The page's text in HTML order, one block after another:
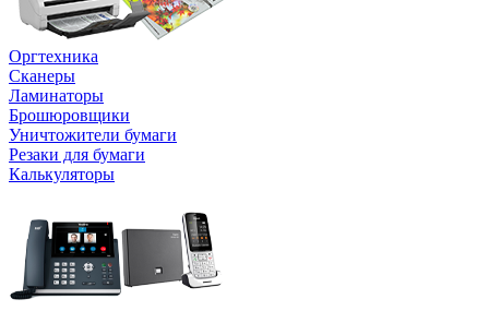
Оргтехника
Сканеры
Ламинаторы
Брошюровщики
Уничтожители бумаги
Резаки для бумаги
Калькуляторы